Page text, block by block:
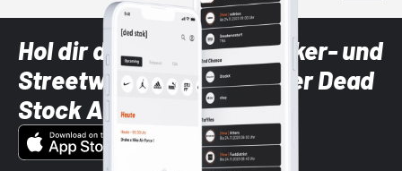
Hol dir die neuesten Sneaker- und
Streetwear-Brands mit der Dead
Stock App